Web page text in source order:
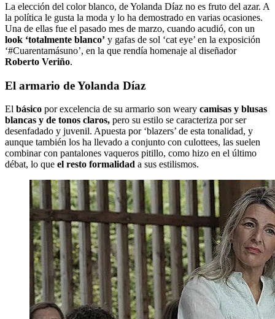
La elección del color blanco, de Yolanda Díaz no es fruto del azar. A
la política le gusta la moda y lo ha demostrado en varias ocasiones.
Una de ellas fue el pasado mes de marzo, cuando acudió, con un
look ‘totalmente blanco’ y gafas de sol ‘cat eye’ en la exposición
‘#Cuarentamásuno’, en la que rendía homenaje al diseñador
Roberto Veriño.
El armario de Yolanda Díaz
El básico por excelencia de su armario son weary camisas y blusas
blancas y de tonos claros, pero su estilo se caracteriza por ser
desenfadado y juvenil. Apuesta por ‘blazers’ de esta tonalidad, y
aunque también los ha llevado a conjunto con culottees, las suelen
combinar con pantalones vaqueros pitillo, como hizo en el último
débat, lo que el resto formalidad a sus estilismos.